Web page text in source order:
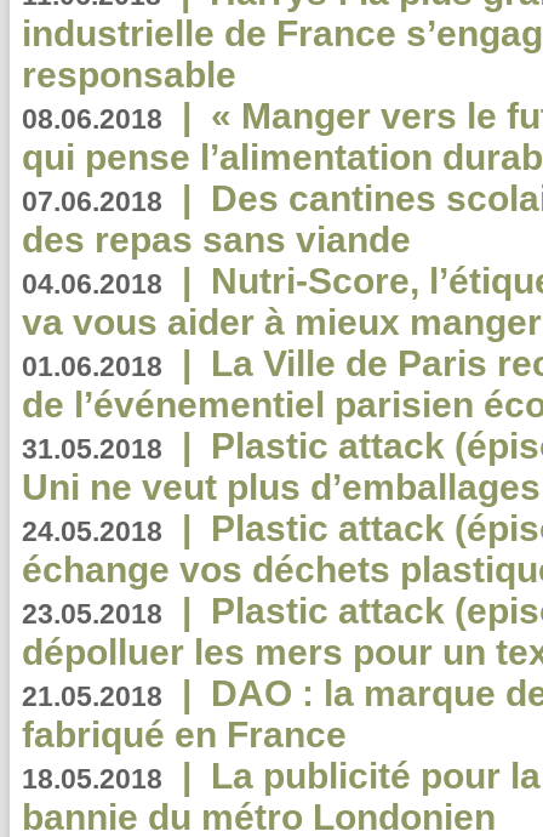
industrielle de France
responsable
08.06.2018 | « Manger vers le
qui pense l’alimentation
07.06.2018 | Des cantines
des repas sans viande
04.06.2018 | Nutri-Score,
va vous aider à mieux
01.06.2018 | La Ville de Paris
de l’événementiel parisien
31.05.2018 | Plastic attack
Uni ne veut plus
24.05.2018 | Plastic attack
échange vos déchets
23.05.2018 | Plastic attack
dépolluer les mers pour un
21.05.2018 | DAO : la marque
fabriqué en France
18.05.2018 | La publicité pour
bannie du métro Londonien